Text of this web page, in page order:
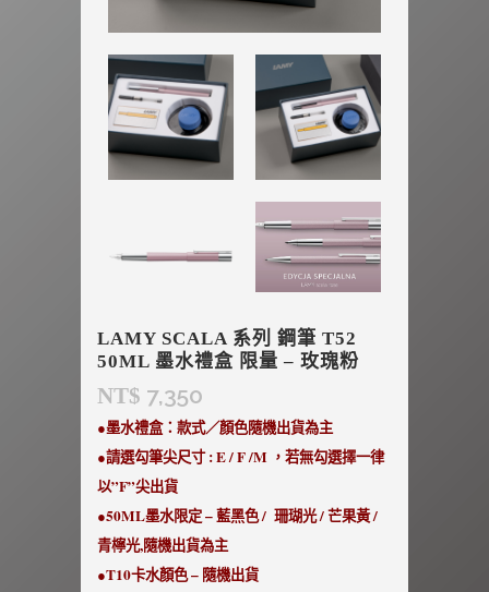
LAMY SCALA 系列 鋼筆 T52
50ML 墨水禮盒 限量 – 玫瑰粉
NT$ 7,350
●墨水禮盒：款式／顏色隨機出貨為主
●請選勾筆尖尺寸 : E / F /M ，若無勾選擇一律
以”F”尖出貨
●50ML墨水限定 – 藍黑色 / 珊瑚光 / 芒果黃 /
青檸光,隨機出貨為主
●T10卡水顏色 – 隨機出貨